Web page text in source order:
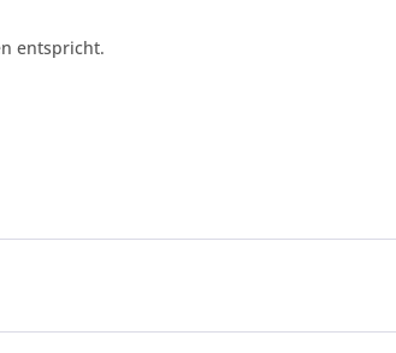
entspricht.